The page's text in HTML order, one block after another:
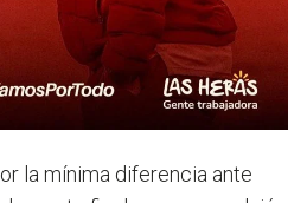
la mínima diferencia ante